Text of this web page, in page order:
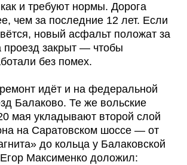
и требуют нормы. Дорога
чем за последние 12 лет. Если
новый асфальт положат за
проезд закрыт — чтобы
без помех.
идёт и на федеральной
Балаково. Те же вольские
мая укладывают второй слой
на Саратовском шоссе — от
до кольца у Балаковской
Максименко доложил: